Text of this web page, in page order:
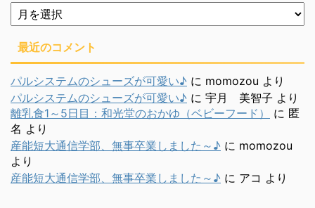
月
別
最近のコメント
パルシステムのシューズが可愛い♪ に momozou より
パルシステムのシューズが可愛い♪ に 宇月 美智子 より
離乳食1～5日目：和光堂のおかゆ（ベビーフード）
に 匿
名 より
産能短大通信学部、無事卒業しました～♪ に momozou
より
産能短大通信学部、無事卒業しました～♪ に アコ より